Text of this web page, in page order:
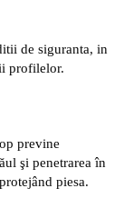
de siguranta, in
profilelor.
previne
şi penetrarea în
piesa.